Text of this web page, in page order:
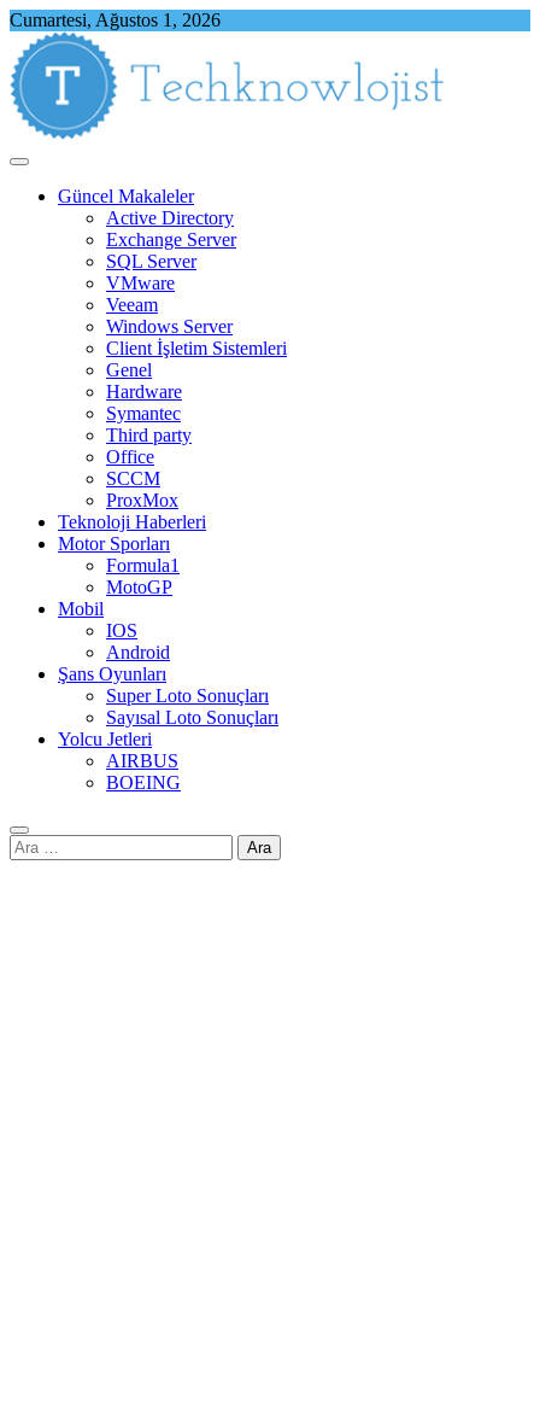
Skip
content
Cumartesi, Ağustos 1, 2026
Güncel Makaleler
Active Directory
Exchange Server
SQL Server
VMware
Veeam
Windows Server
Client İşletim Sistemleri
Genel
Hardware
Symantec
Third party
Office
SCCM
ProxMox
Teknoloji Haberleri
Motor Sporları
Formula1
MotoGP
Mobil
IOS
Android
Şans Oyunları
Super Loto Sonuçları
Sayısal Loto Sonuçları
Yolcu Jetleri
AIRBUS
BOEING
Arama: